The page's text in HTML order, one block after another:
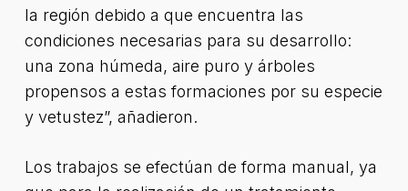
la región debido a que encuentra las
condiciones necesarias para su desarrollo:
una zona húmeda, aire puro y árboles
propensos a estas formaciones por su especie
y vetustez”, añadieron.
Los trabajos se efectúan de forma manual, ya